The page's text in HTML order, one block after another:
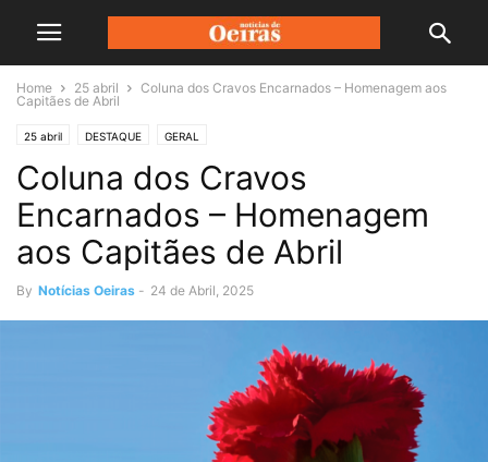
Home 25 abril
Coluna dos Cravos Encarnados – Homenagem aos
Capitães de Abril
25 abril DESTAQUE GERAL
Coluna dos Cravos
Encarnados – Homenagem
aos Capitães de Abril
By Notícias Oeiras - 24 de Abril, 2025